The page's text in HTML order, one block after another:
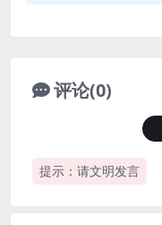
评论(0)
提示：请文明发言